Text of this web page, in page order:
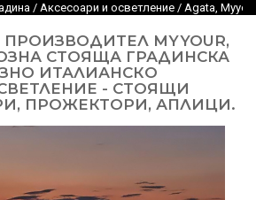
/ Aксесоари и осветление / Agata,
ПРОИЗВОДИТЕЛ MYYOUR,
СТОЯЩА ГРАДИНСКА
ИТАЛИАНСКО
- СТОЯЩИ
ПРОЖЕКТОРИ, АПЛИЦИ.